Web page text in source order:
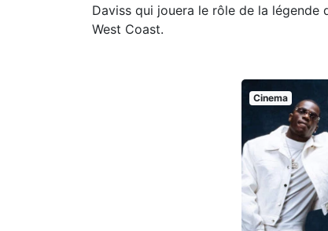
Daviss qui jouera le rôle de la légende
West Coast.
Cinema